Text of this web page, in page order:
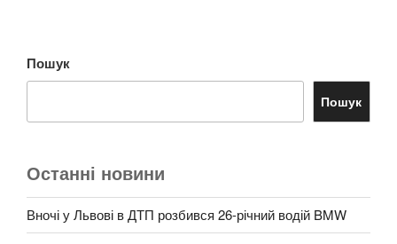
Пошук
Пошук
Останні новини
Вночі у Львові в ДТП розбився 26-річний водій BMW